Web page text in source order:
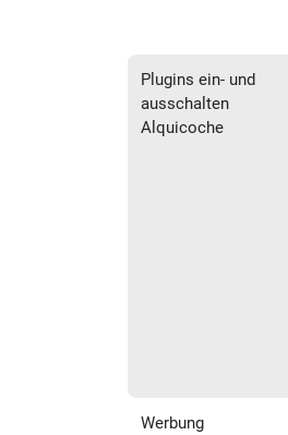
Plugins ein- und
ausschalten
Alquicoche
Werbung